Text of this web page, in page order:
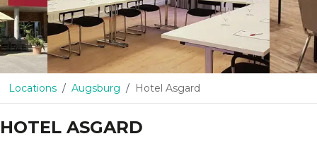
Locations Augsburg Hotel Asgard
HOTEL ASGARD